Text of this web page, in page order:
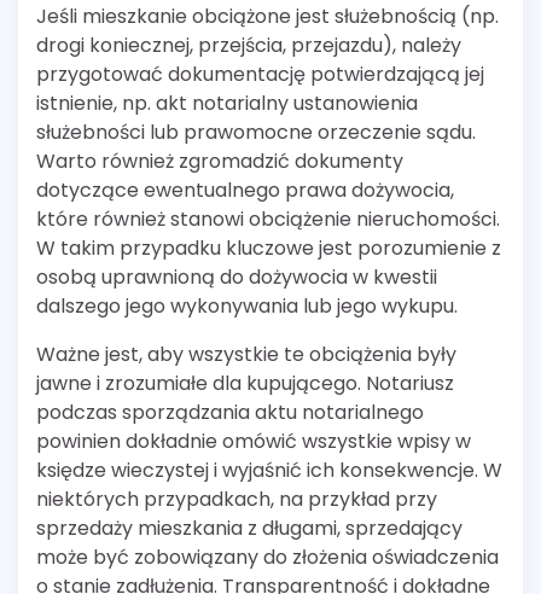
Jeśli mieszkanie obciążone jest służebnością (np.
drogi koniecznej, przejścia, przejazdu), należy
przygotować dokumentację potwierdzającą jej
istnienie, np. akt notarialny ustanowienia
służebności lub prawomocne orzeczenie sądu.
Warto również zgromadzić dokumenty
dotyczące ewentualnego prawa dożywocia,
które również stanowi obciążenie nieruchomości.
W takim przypadku kluczowe jest porozumienie z
osobą uprawnioną do dożywocia w kwestii
dalszego jego wykonywania lub jego wykupu.
Ważne jest, aby wszystkie te obciążenia były
jawne i zrozumiałe dla kupującego. Notariusz
podczas sporządzania aktu notarialnego
powinien dokładnie omówić wszystkie wpisy w
księdze wieczystej i wyjaśnić ich konsekwencje. W
niektórych przypadkach, na przykład przy
sprzedaży mieszkania z długami, sprzedający
może być zobowiązany do złożenia oświadczenia
o stanie zadłużenia. Transparentność i dokładne